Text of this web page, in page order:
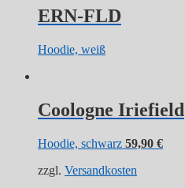
ERN-FLD
Hoodie, weiß
Coologne Iriefield
Hoodie, schwarz 59,90 €
zzgl. Versandkosten